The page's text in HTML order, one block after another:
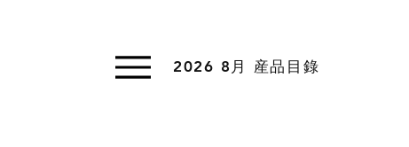
2026 8月 産品目錄